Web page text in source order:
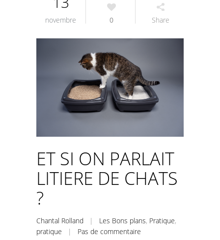
novembre 0 Share
ET SI ON PARLAIT
LITIERE DE CHATS
?
Chantal Rolland | Les Bons plans, Pratique,
pratique | Pas de commentaire